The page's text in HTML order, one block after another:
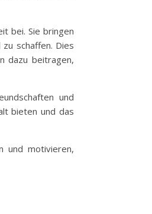
bei. Sie bringen
schaffen. Dies
dazu beitragen,
und
bieten und das
und motivieren,